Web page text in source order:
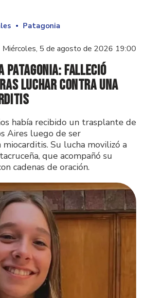
Patagonia
Miércoles, 5 de agosto de 2026 19:00
Patagonia: falleció
luchar contra una
había recibido un trasplante de
Aires luego de ser
miocarditis. Su lucha movilizó a
que acompañó su
cadenas de oración.